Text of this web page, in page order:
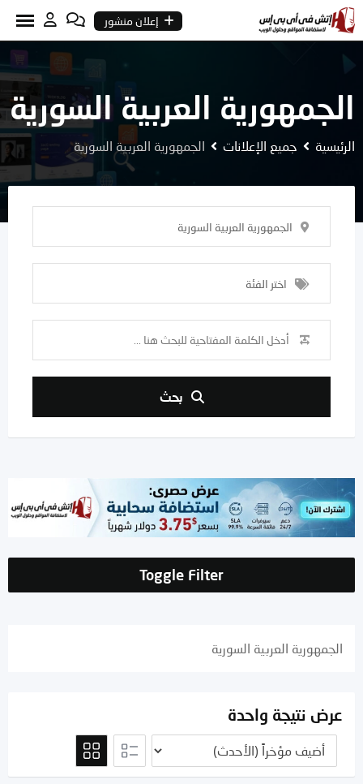
Skip
to
content
إعلان منشور
الجمهورية العربية السورية
الرئيسية جميع الإعلانات الجمهورية العربية السورية
الجمهورية العربية السورية
اختر الفئة
بحث
Toggle Filter
الجمهورية العربية السورية
عرض نتيجة واحدة